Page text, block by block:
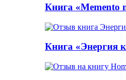
Книга «Memento
Книга «Энергия